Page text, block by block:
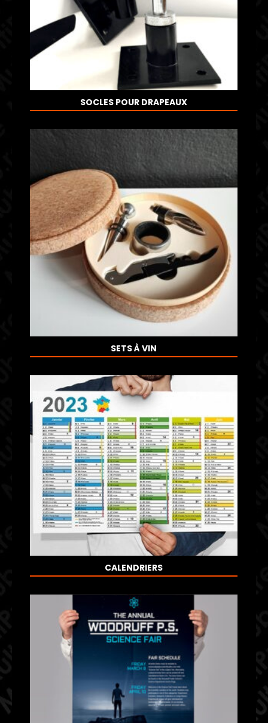
SOCLES POUR DRAPEAUX
SETS À VIN
CALENDRIERS